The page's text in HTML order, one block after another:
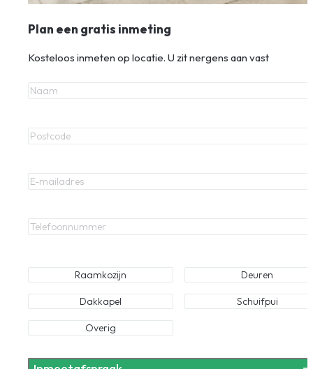
Plan een gratis inmeting
Kosteloos inmeten op locatie. U zit nergens aan vast
Raamkozijn Deuren
Dakkapel Schuifpui
Overig